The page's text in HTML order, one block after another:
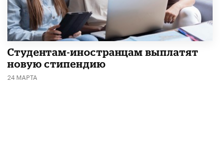
Студентам-иностранцам выплатят
новую стипендию
24 МАРТА